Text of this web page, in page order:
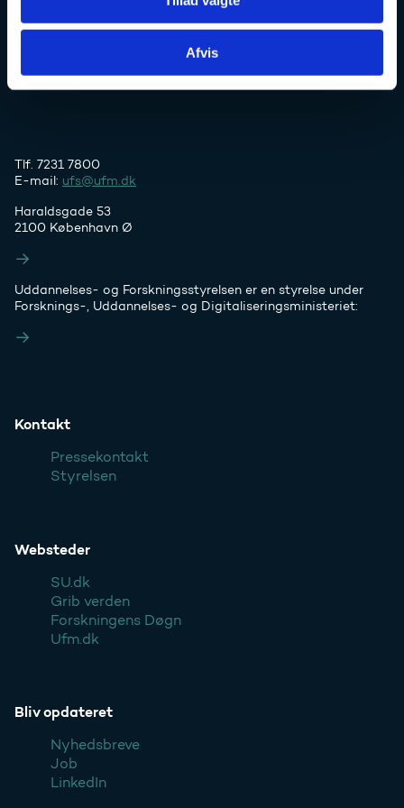
Afvis
Uddannelses- og Forskningsstyrelsen
Tlf. 7231 7800
E-mail: ufs@ufm.dk
Haraldsgade 53
2100 København Ø
Uddannelses- og Forskningsstyrelsen er en styrelse under
Forsknings-, Uddannelses- og Digitaliseringsministeriet:
Kontakt
Pressekontakt
Styrelsen
Websteder
SU.dk
Grib verden
Forskningens Døgn
Ufm.dk
Bliv opdateret
Nyhedsbreve
Job
LinkedIn